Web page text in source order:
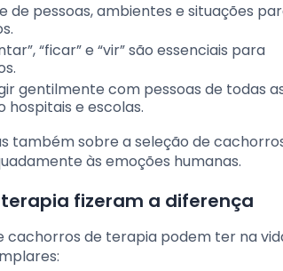
de pessoas, ambientes e situações
“ficar” e “vir” são essenciais para
gentilmente com pessoas de todas
e escolas.
também sobre a seleção de
às emoções humanas.
fizeram a diferença
cachorros de terapia podem ter na